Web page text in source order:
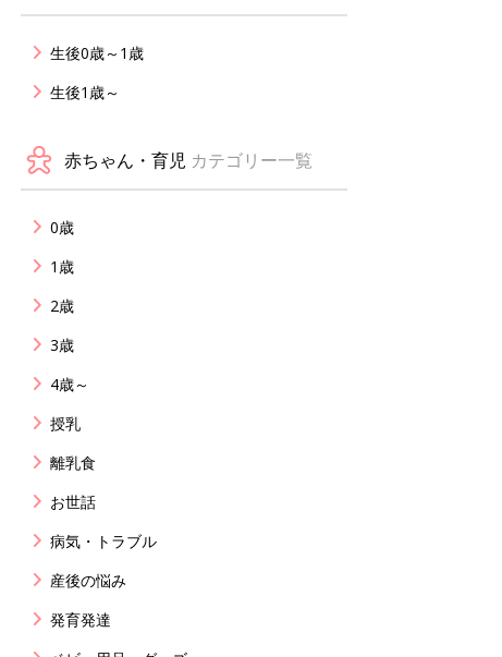
生後0歳～1歳
生後1歳～
赤ちゃん・育児 カテゴリー一覧
0歳
1歳
2歳
3歳
4歳～
授乳
離乳食
お世話
病気・トラブル
産後の悩み
発育発達